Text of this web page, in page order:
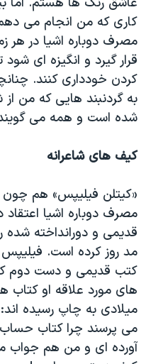
کاری که من انجام می
مصرف دوباره اشیا در هر
قرار گیرد و انگیزه ای
کردن خودداری کنند.
به گردنبند هایی که من
شده است و همه می
کیف های شاعرانه
«کیتلن فیلیپس» هم
مصرف دوباره اشیا
قدیمی و دورانداخته
مد روز کرده است.
کتب قدیمی و دست دوم
میلادی به چاپ رسیده
می پرسند چرا کتاب حساب
آورده ای و من هم جواب